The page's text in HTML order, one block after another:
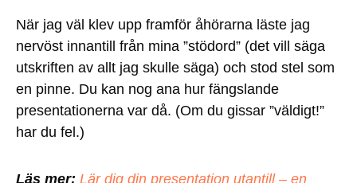
När jag väl klev upp framför åhörarna läste jag
nervöst innantill från mina ”stödord” (det vill säga
utskriften av allt jag skulle säga) och stod stel som
en pinne. Du kan nog ana hur fängslande
presentationerna var då. (Om du gissar ”väldigt!”
har du fel.)
Läs mer: Lär dig din presentation utantill – en